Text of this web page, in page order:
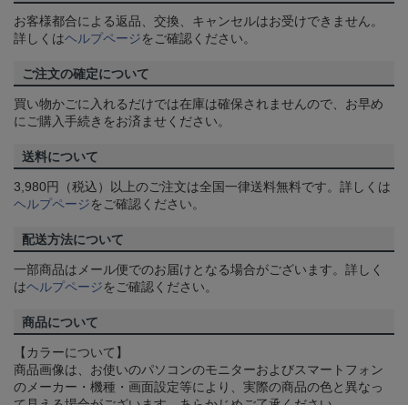
お客様都合による返品、交換、キャンセルはお受けできません。
詳しくはヘルプページをご確認ください。
ご注文の確定について
買い物かごに入れるだけでは在庫は確保されませんので、お早め
にご購入手続きをお済ませください。
送料について
3,980円（税込）以上のご注文は全国一律送料無料です。詳しくは
ヘルプページをご確認ください。
配送方法について
一部商品はメール便でのお届けとなる場合がございます。詳しく
はヘルプページをご確認ください。
商品について
【カラーについて】
商品画像は、お使いのパソコンのモニターおよびスマートフォン
のメーカー・機種・画面設定等により、実際の商品の色と異なっ